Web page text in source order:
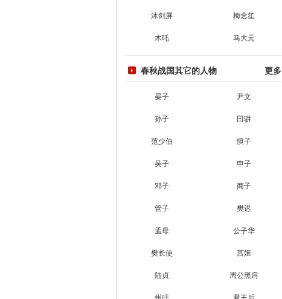
沐剑屏 梅念笙
木吒 马大元
春秋战国其它的人物 更多
晏子 尹文
孙子 田骈
范少伯 慎子
吴子 申子
邓子 商子
管子 樊迟
孟母 公子华
樊长使 莒姬
陆贞 周公黑肩